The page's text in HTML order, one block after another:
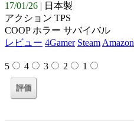
17/01/26 | 日本製
アクション TPS
COOP ホラー サバイバル
レビュー 4Gamer Steam Amazon
5 4 3 2 1